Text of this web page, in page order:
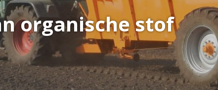
organische stof